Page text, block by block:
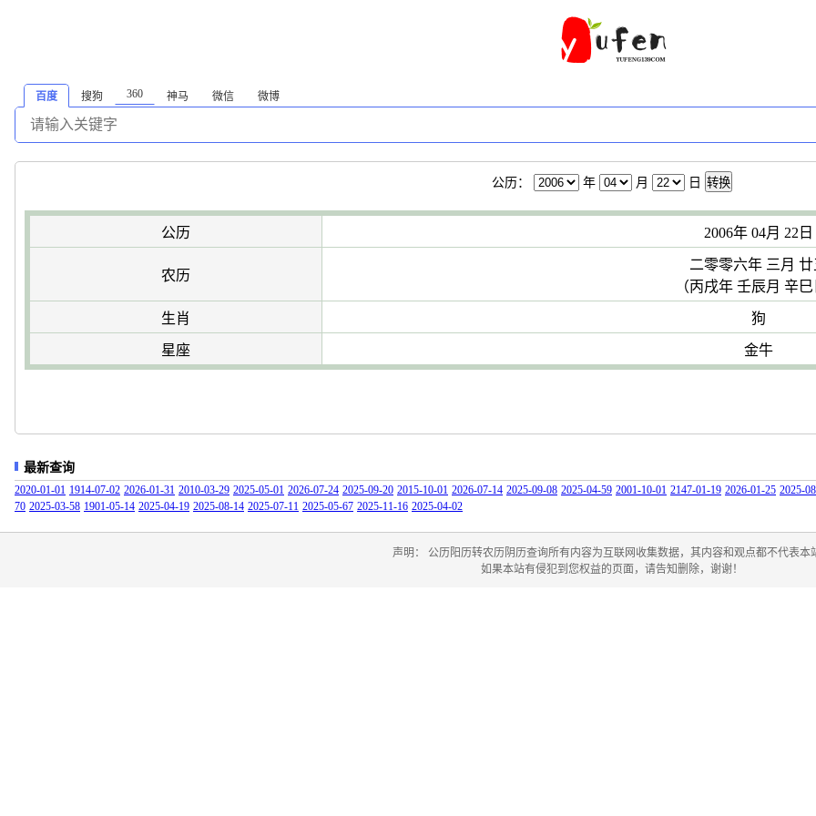
百度 搜狗 360 神马 微信 微博
公历： 年 月 日 转换
公历 2006年 04月 22日
农历
二零零六年 三月 廿
（丙戌年 壬辰月 辛巳
生肖 狗
星座 金牛
最新查询
2020-01-01 1914-07-02 2026-01-31 2010-03-29 2025-05-01 2026-07-24 2025-09-20 2015-10-01 2026-07-14 2025-09-08 2025-04-59 2001-10-01 2147-01-19 2026-01-25 2025-
70 2025-03-58 1901-05-14 2025-04-19 2025-08-14 2025-07-11 2025-05-67 2025-11-16 2025-04-02
声明： 公历阳历转农历阴历查询所有内容为互联网收集数据，其内容和观点都不代表本
如果本站有侵犯到您权益的页面，请告知删除，谢谢！